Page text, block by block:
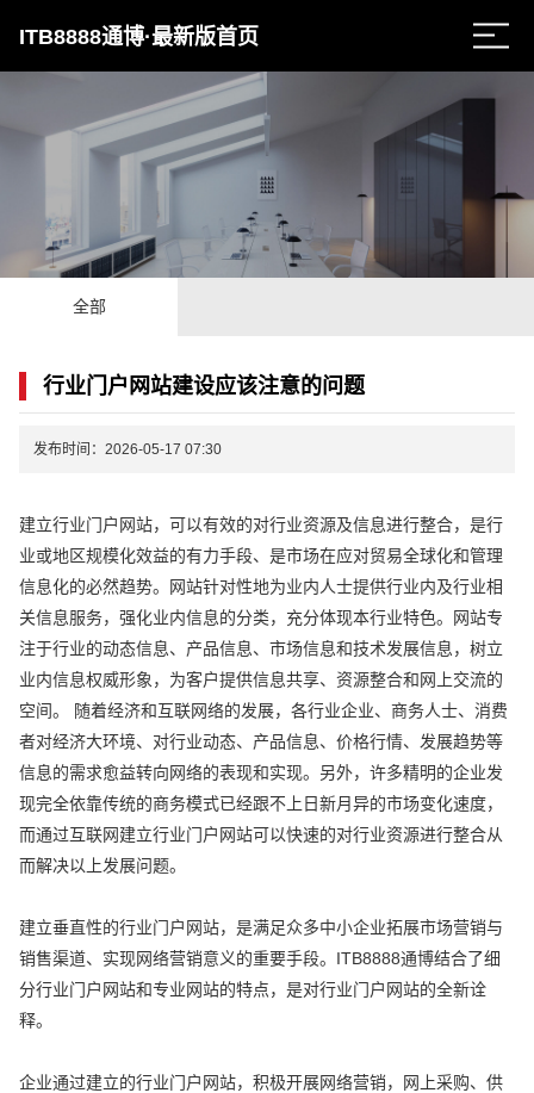
ITB8888通博·最新版首页
全部
行业门户网站建设应该注意的问题
发布时间：2026-05-17 07:30
建立行业门户网站，可以有效的对行业资源及信息进行整合，是行
业或地区规模化效益的有力手段、是市场在应对贸易全球化和管理
信息化的必然趋势。网站针对性地为业内人士提供行业内及行业相
关信息服务，强化业内信息的分类，充分体现本行业特色。网站专
注于行业的动态信息、产品信息、市场信息和技术发展信息，树立
业内信息权威形象，为客户提供信息共享、资源整合和网上交流的
空间。 随着经济和互联网络的发展，各行业企业、商务人士、消费
者对经济大环境、对行业动态、产品信息、价格行情、发展趋势等
信息的需求愈益转向网络的表现和实现。另外，许多精明的企业发
现完全依靠传统的商务模式已经跟不上日新月异的市场变化速度，
而通过互联网建立行业门户网站可以快速的对行业资源进行整合从
而解决以上发展问题。
建立垂直性的行业门户网站，是满足众多中小企业拓展市场营销与
销售渠道、实现网络营销意义的重要手段。ITB8888通博结合了细
分行业门户网站和专业网站的特点，是对行业门户网站的全新诠
释。
企业通过建立的行业门户网站，积极开展网络营销，网上采购、供